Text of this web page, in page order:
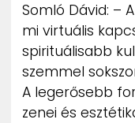
Somló Dávid: – A
mi virtuális
spirituálisabb
szemmel
A legerősebb
zenei és